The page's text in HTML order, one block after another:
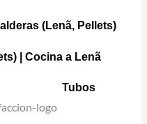
(Lenã, Pellets)
| Cocina a Lenã
Tubos